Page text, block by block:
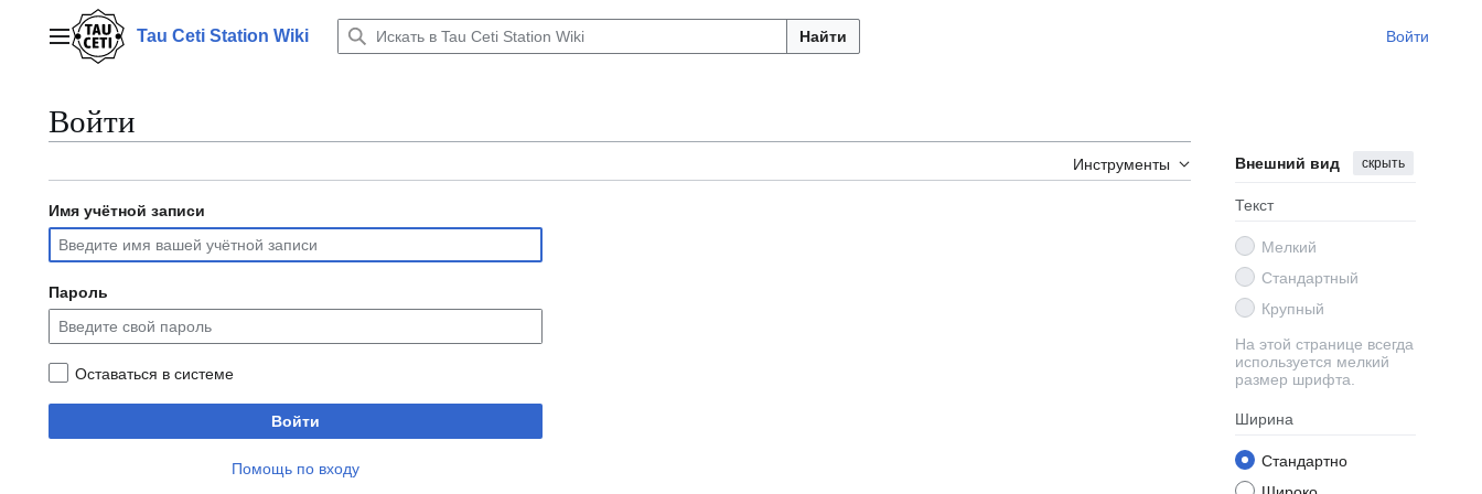
содержаниюГлавное менюTau Ceti Station Wiki Найти Войти
Войти
Инструменты Внешний вид скрыть
Текст
Мелкий
Стандартный
Крупный
На этой странице всегда
используется мелкий
размер шрифта.
Ширина
Стандартно
Имя учётной записи
Пароль
Оставаться в системе
Войти
Помощь по входу